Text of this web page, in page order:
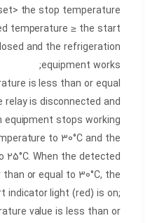
the stop temperature
temperature ≥ the start
and the refrigeration
equipment works;
is less than or equal
is disconnected and
stops working.
to 30°C and the
When the detected
or equal to 30°C, the
indicator light (red) is on;
value is less than or